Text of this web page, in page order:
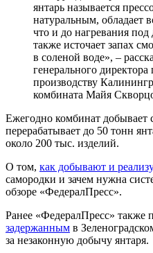
янтарь называется
натуральным, обладает
что и до нагревания
также источает запах
в соленой воде», –
генерального
производству
комбината Майя
Ежегодно комбинат добывает
перерабатывает до 50 тонн
около 200 тыс. изделий.
О том, как добывают и
самородки и зачем нужна
обзоре «ФедералПресс».
Ранее «ФедералПресс» также
задержанным в
за незаконную добычу янтаря.